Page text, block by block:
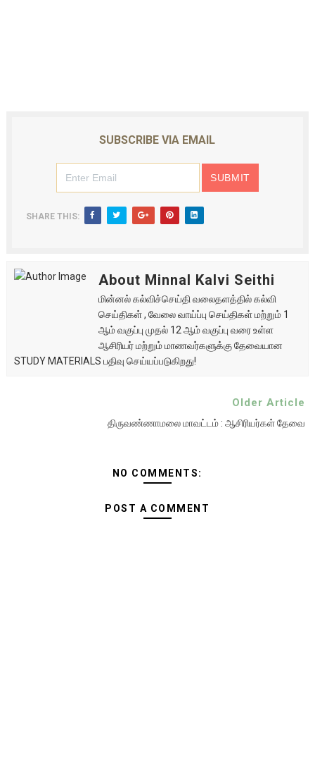
SUBSCRIBE VIA EMAIL
SHARE THIS:
About Minnal Kalvi Seithi
மின்னல் கல்விச்செய்தி வலைதளத்தில் கல்வி
செய்திகள் , வேலை வாய்ப்பு செய்திகள் மற்றும் 1
ஆம் வகுப்பு முதல் 12 ஆம் வகுப்பு வரை உள்ள
ஆசிரியர் மற்றும் மாணவர்களுக்கு தேவையான
STUDY MATERIALS பதிவு செய்யப்படுகிறது!
Older Article
திருவண்ணாமலை மாவட்டம் : ஆசிரியர்கள் தேவை
NO COMMENTS:
POST A COMMENT